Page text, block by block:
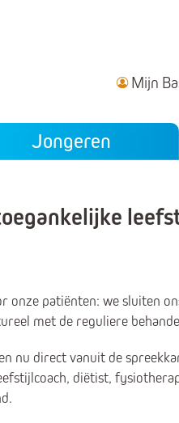
Mijn
Jongeren
onze patiënten: we sluiten
met de reguliere
nu direct vanuit de
diëtist,